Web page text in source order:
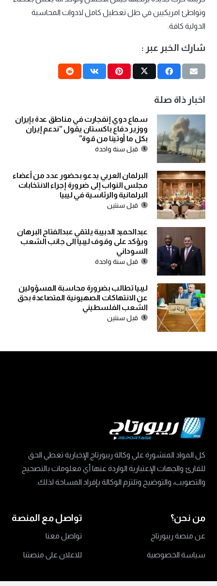
وتواطئ امريكيين في ظل تعطيل كامل لادوات المحاسبة
الدولية كافة.
شارك الخبر عبر :
اخبار ذاة صلة
سماع دوي إنفجارت في مناطق عدة بإيران
ووزير دفاع باكستان يقول “ندعم إيران
بكل ما أوتينا من قوة”
قبل سنة واحدة
البرلمان العربي يدعو بحضور عدد من أعضاء
مجلس النواب إلى ضرورة إجراء الانتخابات
البرلمانية والرئاسية في ليبيا
قبل سنتين
عبدالحميد الدبيبة يلتقي عبدالفتاح البرهان
ويؤكد على وقوف ليبيا الى جانب الشعب
السوداني
قبل سنة واحدة
ليبيا تطالب بضرورة محاسبة المسؤولين
عن الانتهاكات الصهيونية المتصاعدة بحق
الشعب الفلسطيني
قبل سنتين
كل المواد المنشورة على وكالة ريبورتاج الإخبارية تعطي الحق
للقارئ والجهات الإعتبارية الواردة عنها أي معلومات بالتصحيح
والتصويب، والتوضيح وتلتزم الوكالة بإفراد المساحة لذلك.
من نحن؟
عن منصة ريبورتاج
سياسة الخصوصية
تواصل مع المنصة
تواصل معنا
للاعلان على منصتنا